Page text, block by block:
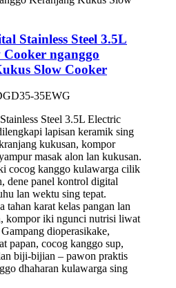
Stainless Steel 3.5L
Cooker nganggo
Slow Cooker
35EWG
Steel 3.5L Electric
lapisan keramik sing
kukusan, kompor
masak alon lan kukusan.
cocog kanggo kulawarga cilik
dene panel kontrol digital
lan wektu sing tepat.
tahan karat kelas pangan lan
kompor iki ngunci nutrisi liwat
dioperasikake,
papan, cocog kanggo sup,
biji-bijian – pawon praktis
dhaharan kulawarga sing